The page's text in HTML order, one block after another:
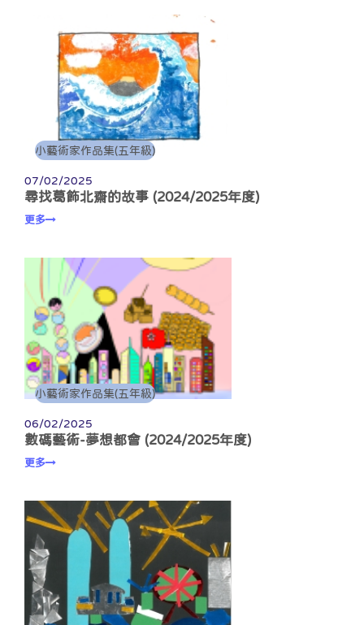
小藝術家作品集(五年級)
07/02/2025
尋找葛飾北齋的故事 (2024/2025年度)
更多
小藝術家作品集(五年級)
06/02/2025
數碼藝術-夢想都會 (2024/2025年度)
更多